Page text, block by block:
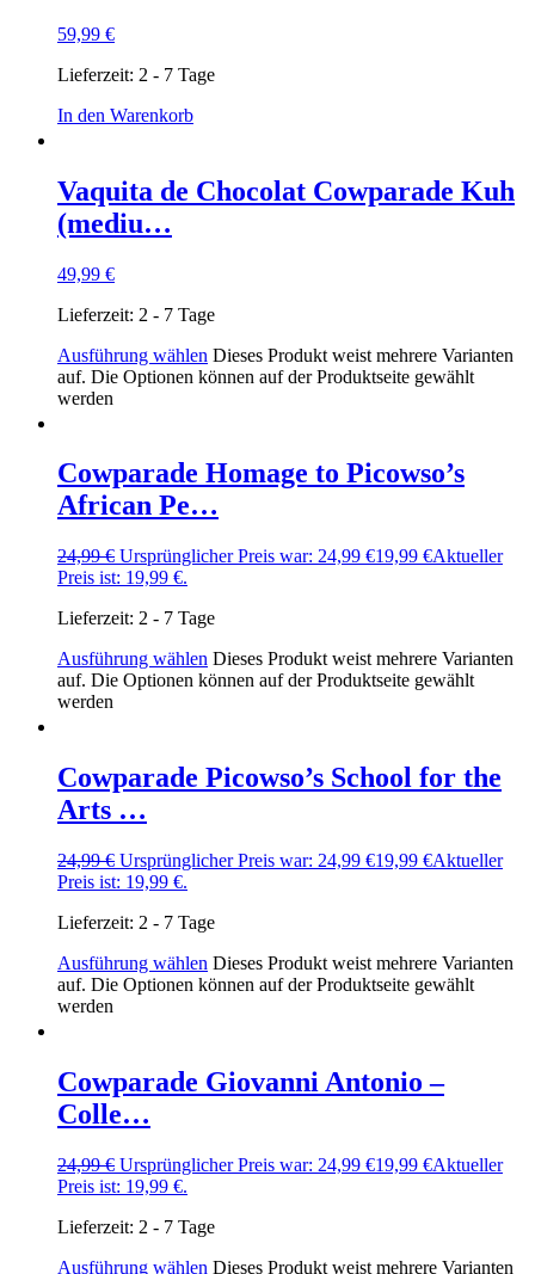
59,99 €
Lieferzeit: 2 - 7 Tage
In den Warenkorb
Vaquita de Chocolat Cowparade Kuh
(mediu…
49,99 €
Lieferzeit: 2 - 7 Tage
Ausführung wählen Dieses Produkt weist mehrere Varianten
auf. Die Optionen können auf der Produktseite gewählt
werden
Cowparade Homage to Picowso’s
African Pe…
24,99€ Ursprünglicher Preis war: 24,99 €19,99 €Aktueller
Preis ist: 19,99 €.
Lieferzeit: 2 - 7 Tage
Ausführung wählen Dieses Produkt weist mehrere Varianten
auf. Die Optionen können auf der Produktseite gewählt
werden
Cowparade Picowso’s School for the
Arts …
24,99€ Ursprünglicher Preis war: 24,99 €19,99 €Aktueller
Preis ist: 19,99 €.
Lieferzeit: 2 - 7 Tage
Ausführung wählen Dieses Produkt weist mehrere Varianten
auf. Die Optionen können auf der Produktseite gewählt
werden
Cowparade Giovanni Antonio –
Colle…
24,99€ Ursprünglicher Preis war: 24,99 €19,99 €Aktueller
Preis ist: 19,99 €.
Lieferzeit: 2 - 7 Tage
Ausführung wählen Dieses Produkt weist mehrere Varianten